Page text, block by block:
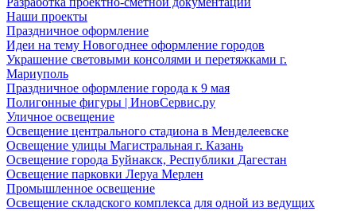
Наши проекты
Праздничное оформление
Идеи на тему Новогоднее оформление городов
Украшение световыми консолями и перетяжками г.
Мариуполь
Праздничное оформление города к 9 мая
Полигонные фигуры | ИновСервис.ру
Уличное освещение
Освещение центрального стадиона в Менделеевске
Освещение улицы Магистральная г. Казань
Освещение города Буйнакск, Республики Дагестан
Освещение парковки Леруа Мерлен
Промышленное освещение
Освещение складского комплекса для одной из ведущих